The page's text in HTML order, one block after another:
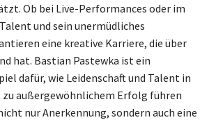
Ob bei Live-Performances oder im
und sein unermüdliches
eine kreative Karriere, die über
hat. Bastian Pastewka ist ein
dafür, wie Leidenschaft und Talent in
zu außergewöhnlichem Erfolg führen
nur Anerkennung, sondern auch eine